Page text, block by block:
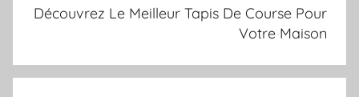
Découvrez Le Meilleur Tapis De Course Pour
Votre Maison